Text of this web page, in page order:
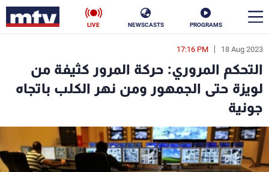
PROGRAMS
NEWSCASTS
LIVE
18 Aug 2023
17:16 PM
التحكم المروري: حركة المرور كثيفة من
لويزة حتى الجمهور ومن نهر الكلب باتجاه
جونية
en
الأخبار
سياسة
إقتصاد فن
منوعات رياضة